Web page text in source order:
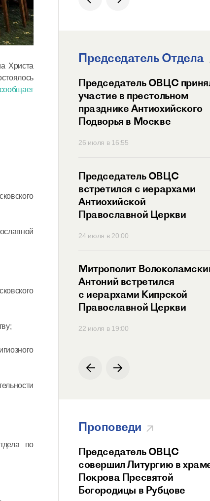
Христа
сообщает
по
Председатель Отдела
ОВЦС провел
Мальтийского
Председатель ОВЦС
участие в престольном
празднике Антиохийского
Подворья в Москве
26 июля в 16:55
Председатель ОВЦС
встретился с иерархами
Антиохийской
Православной Церкви
24 июля в 20:00
Митрополит
Антоний встретился
с иерархами Кипрской
Православной Церкви
22 июля в 19:00
Проповеди
всех
Председатель ОВЦС
совершил Литургию в
Покрова Пресвятой
Богородицы в Рубцове